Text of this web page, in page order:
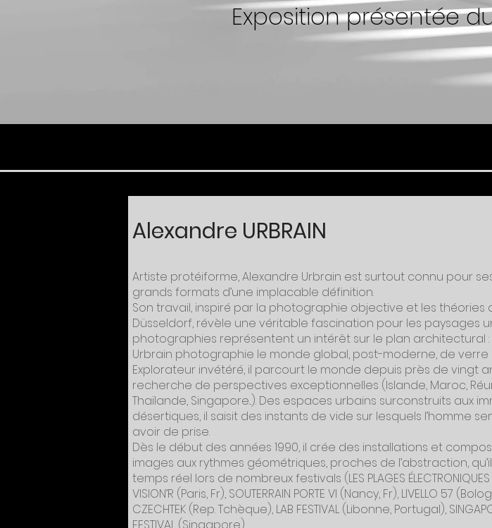
Exposition présentée du
Alexandre URBRAIN
Artiste protéiforme, Alexandre Urbrain est surtout connu pour
grands formats d’une implacable définition.
Son travail, inspiré par la photographie objective et les théories
Düsseldorf, révèle une véritable fascination pour les paysages
photographies représentent un intérêt sur le plan architectural :
Urbrain photographie le monde global, post-moderne, de verre
Explorateur invétéré, il parcourt le monde depuis près de vingt
recherche de perspectives exceptionnelles (Islande, Maroc,
Thaïlande, Singapore...). Des espaces urbains surconstruits aux
désertiques, il saisit des instants de vide sur lesquels l’homme
avoir de prise.
Dès le début des années 1990, il crée des installations et
images aux rythmes géométriques, proches de l’abstraction,
temps réel lors de nombreux festivals (LES PLAGES
VISION’R (Paris, Fr), SOUTERRAIN PORTE VI (Nancy, Fr), LIVELLO 57
CZECHTEK (Rep. Tchèque), LAB FESTIVAL (Libonne, Portugal),